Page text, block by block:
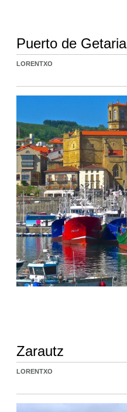
Puerto de Getaria
LORENTXO
Zarautz
LORENTXO